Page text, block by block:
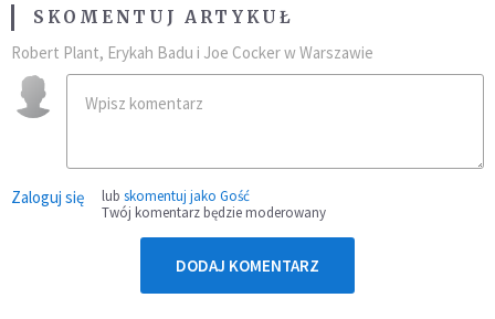
SKOMENTUJ ARTYKUŁ
Robert Plant, Erykah Badu i Joe Cocker w Warszawie
Zaloguj się lub skomentuj jako Gość
Twój komentarz będzie moderowany
DODAJ KOMENTARZ